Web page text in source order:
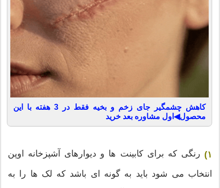
کاهش چشمگیر جای زخم و بخیه فقط در 3 هفته با این
محصول◀اول مشاوره بعد خرید
۱) رنگی که برای کابینت ها و دیوارهای آشپزخانه اوپن
انتخاب می شود باید به گونه ای باشد که لک ها را به